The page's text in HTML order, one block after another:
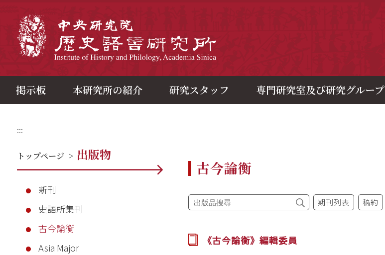
掲示板 本研究所の紹介 研究スタッフ 専門研究室及び研究グループ
:::
トップページ > 出版物
新刊
史語所集刊
古今論衡
Asia Major
古今論衡
期刊列表 稿約
《古今論衡》編輯委員